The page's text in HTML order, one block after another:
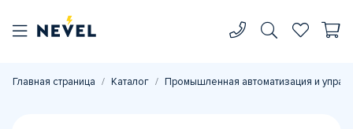
Главная страница Каталог Промышленная автоматизация и